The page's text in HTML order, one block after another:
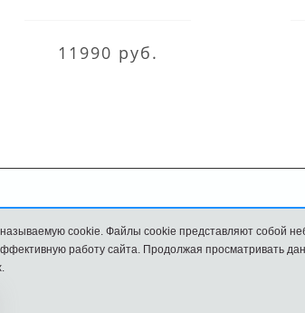
11990 руб.
Обмен и возврат
cookie. Файлы cookie представляют собой
работу сайта. Продолжая просматривать